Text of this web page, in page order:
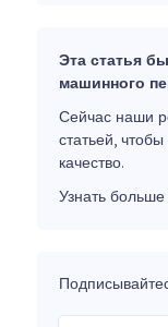
Эта статья
машинного
Сейчас наши
статьей,
качество.
Узнать